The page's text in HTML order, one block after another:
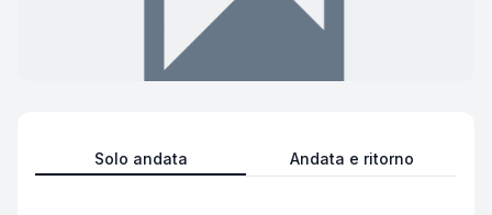
Solo andata Andata e ritorno